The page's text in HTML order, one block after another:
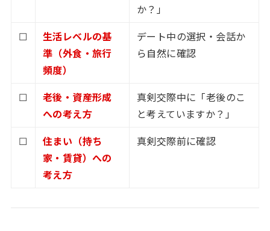
か？」
☐
生活レベルの基
準（外食・旅行
頻度）
デート中の選択・会話か
ら自然に確認
☐
老後・資産形成
への考え方
真剣交際中に「老後のこ
と考えていますか？」
☐
住まい（持ち
家・賃貸）への
考え方
真剣交際前に確認